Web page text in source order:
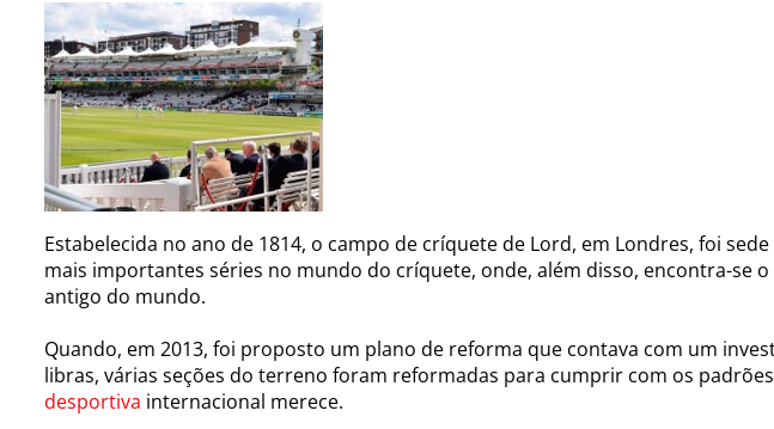
Estabelecida no ano de 1814, o campo de críquete de Lord, em Londres, foi
mais importantes séries no mundo do críquete, onde, além disso, encontra-se
antigo do mundo.
Quando, em 2013, foi proposto um plano de reforma que contava com um
libras, várias seções do terreno foram reformadas para cumprir com os
desportiva internacional merece.